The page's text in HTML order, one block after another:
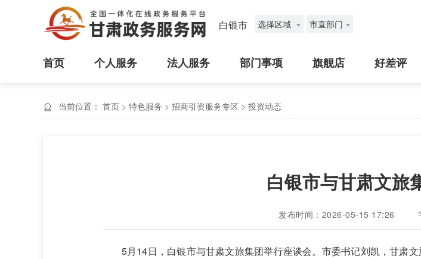
白银市 选择区域 市直部门
首页 个人服务 法人服务 部门事项 旗舰店 好差评
当前位置： 首页 > 特色服务 > 招商引资服务专区 > 投资动态
白银市与甘肃文旅
发布时间：2026-05-15 17:26
5月14日，白银市与甘肃文旅集团举行座谈会。市委书记刘凯，甘肃